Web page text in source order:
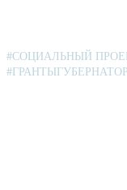
#СОЦИАЛЬНЫЙ